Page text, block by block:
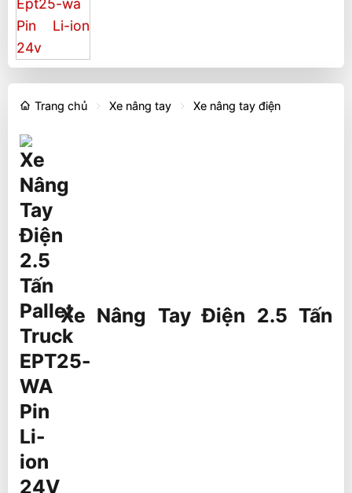
Trang chủ Xe nâng tay Xe nâng tay điện
Xe Nâng Tay Điện 2.5 Tấn